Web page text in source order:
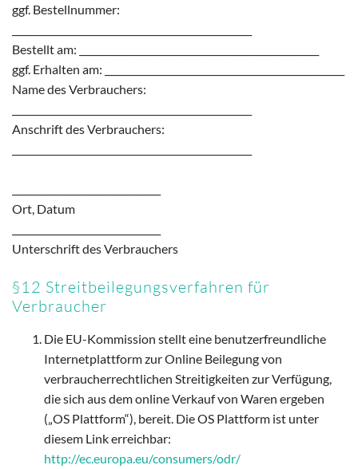
ggf. Bestellnummer:
Bestellt am: __________________________________________________
ggf. Erhalten am: __________________________________________________
Name des Verbrauchers:
Anschrift des Verbrauchers:
Ort, Datum
Unterschrift des Verbrauchers
§12 Streitbeilegungsverfahren für
Verbraucher
Die EU-Kommission stellt eine benutzerfreundliche
Internetplattform zur Online Beilegung von
verbraucherrechtlichen Streitigkeiten zur Verfügung,
die sich aus dem online Verkauf von Waren ergeben
(„OS Plattform“), bereit. Die OS Plattform ist unter
diesem Link erreichbar:
http://ec.europa.eu/consumers/odr/